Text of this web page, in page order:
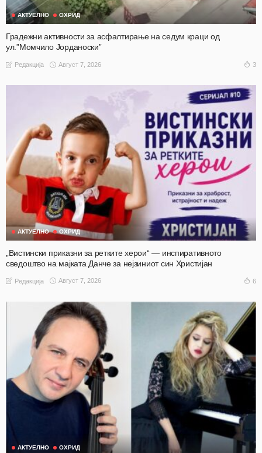
АКТУЕЛНО ОХРИД
Градежни активности за асфалтирање на седум краци од
ул.”Момчило Јорданоски”
Редакција Август 7, 2026 3
АКТУЕЛНО ОХРИД
„Вистински приказни за ретките херои“ — инспиративното
сведоштво на мајката Данче за нејзиниот син Христијан
Редакција Август 7, 2026 6
АКТУЕЛНО ОХРИД